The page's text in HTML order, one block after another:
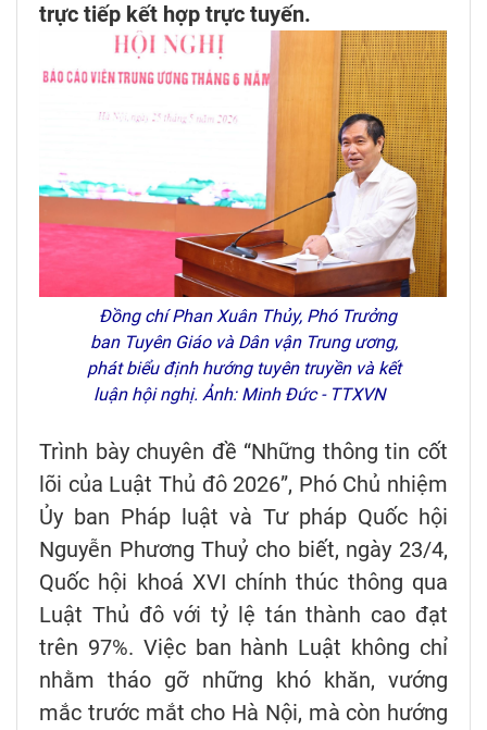
trực tiếp kết hợp trực tuyến.
Đồng chí Phan Xuân Thủy, Phó Trưởng
ban Tuyên Giáo và Dân vận Trung ương,
phát biểu định hướng tuyên truyền và kết
luận hội nghị. Ảnh: Minh Đức - TTXVN
Trình bày chuyên đề “Những thông tin cốt
lõi của Luật Thủ đô 2026”, Phó Chủ nhiệm
Ủy ban Pháp luật và Tư pháp Quốc hội
Nguyễn Phương Thuỷ cho biết, ngày 23/4,
Quốc hội khoá XVI chính thúc thông qua
Luật Thủ đô với tỷ lệ tán thành cao đạt
trên 97%. Việc ban hành Luật không chỉ
nhằm tháo gỡ những khó khăn, vướng
mắc trước mắt cho Hà Nội, mà còn hướng